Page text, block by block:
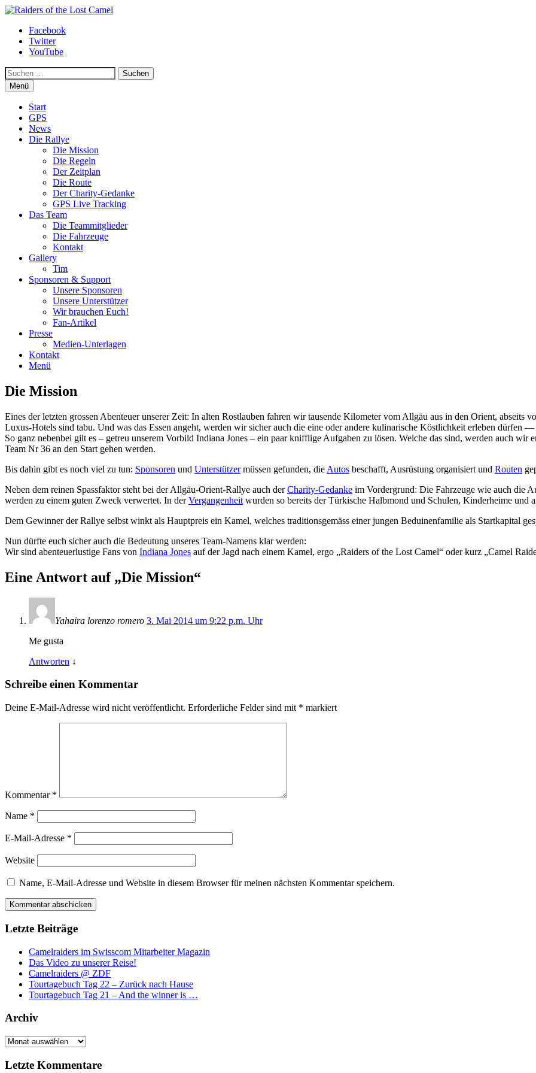
Zum
springen
Raiders of the Lost Camel
Facebook
Twitter
YouTube
Suchen
Menü
Start
GPS
News
Die Rallye
Die Mission
Die Regeln
Der Zeitplan
Die Route
Der Charity-Gedanke
GPS Live Tracking
Das Team
Die Teammitglieder
Die Fahrzeuge
Kontakt
Gallery
Tim
Sponsoren & Support
Unsere Sponsoren
Unsere Unterstützer
Wir brauchen Euch!
Fan-Artikel
Presse
Medien-Unterlagen
Kontakt
Menü
Die Mission
Eines der letzten grossen Abenteuer unserer Zeit: In alten Rostlauben fahren wir tausende Kilometer vom Allgäu aus in den Orient, abseits
Luxus-Hotels sind tabu. Und was das Essen angeht, werden wir sicher auch die eine oder andere kulinarische Köstlichkeit erleben
So ganz nebenbei gilt es – getreu unserem Vorbild Indiana Jones – ein paar knifflige Aufgaben zu lösen. Welche das sind, werden auch
Team Nr 36 an den Start gehen werden.
Bis dahin gibt es noch viel zu tun: Sponsoren und Unterstützermüssen gefunden, die Autos beschafft, Ausrüstung organisiert und Routen
Neben dem reinen Spassfaktor steht bei der Allgäu-Orient-Rallye auch derCharity-Gedanke im Vordergrund: Die Fahrzeuge wie auch die
werden zu einem guten Zweck verwertet. In derVergangenheit wurden so bereits der Türkische Halbmond und Schulen, Kinderheime und
Dem Gewinner der Rallye selbst winkt als Hauptpreis ein Kamel, welches traditionsgemäss einer jungen Beduinenfamilie als Startkapital
Nun dürfte euch sicher auch die Bedeutung unseres Team-Namens klar werden:
Wir sind abenteuerlustige Fans von Indiana Jones auf der Jagd nach einem Kamel, ergo „Raiders of the Lost Camel“ oder kurz „Camel
Eine Antwort auf „Die Mission“
Yahaira lorenzo romero 3. Mai 2014 um 9:22 p.m. Uhr
Me gusta
Antworten ↓
Schreibe einen Kommentar
Deine E-Mail-Adresse wird nicht veröffentlicht. Erforderliche Felder sind mit * markiert
Kommentar *
Name *
E-Mail-Adresse *
Website
Name, E-Mail-Adresse und Website in diesem Browser für meinen nächsten Kommentar speichern.
Letzte Beiträge
Camelraiders im Swisscom Mitarbeiter Magazin
Das Video zu unserer Reise!
Camelraiders @ ZDF
Tourtagebuch Tag 22 – Zurück nach Hause
Tourtagebuch Tag 21 – And the winner is …
Archiv
Archiv
Letzte Kommentare